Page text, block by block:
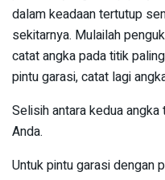
dalam keadaan tertutup
sekitarnya. Mulailah
catat angka pada titik
pintu garasi, catat lagi
Selisih antara kedua
Anda.
Untuk pintu garasi dengan